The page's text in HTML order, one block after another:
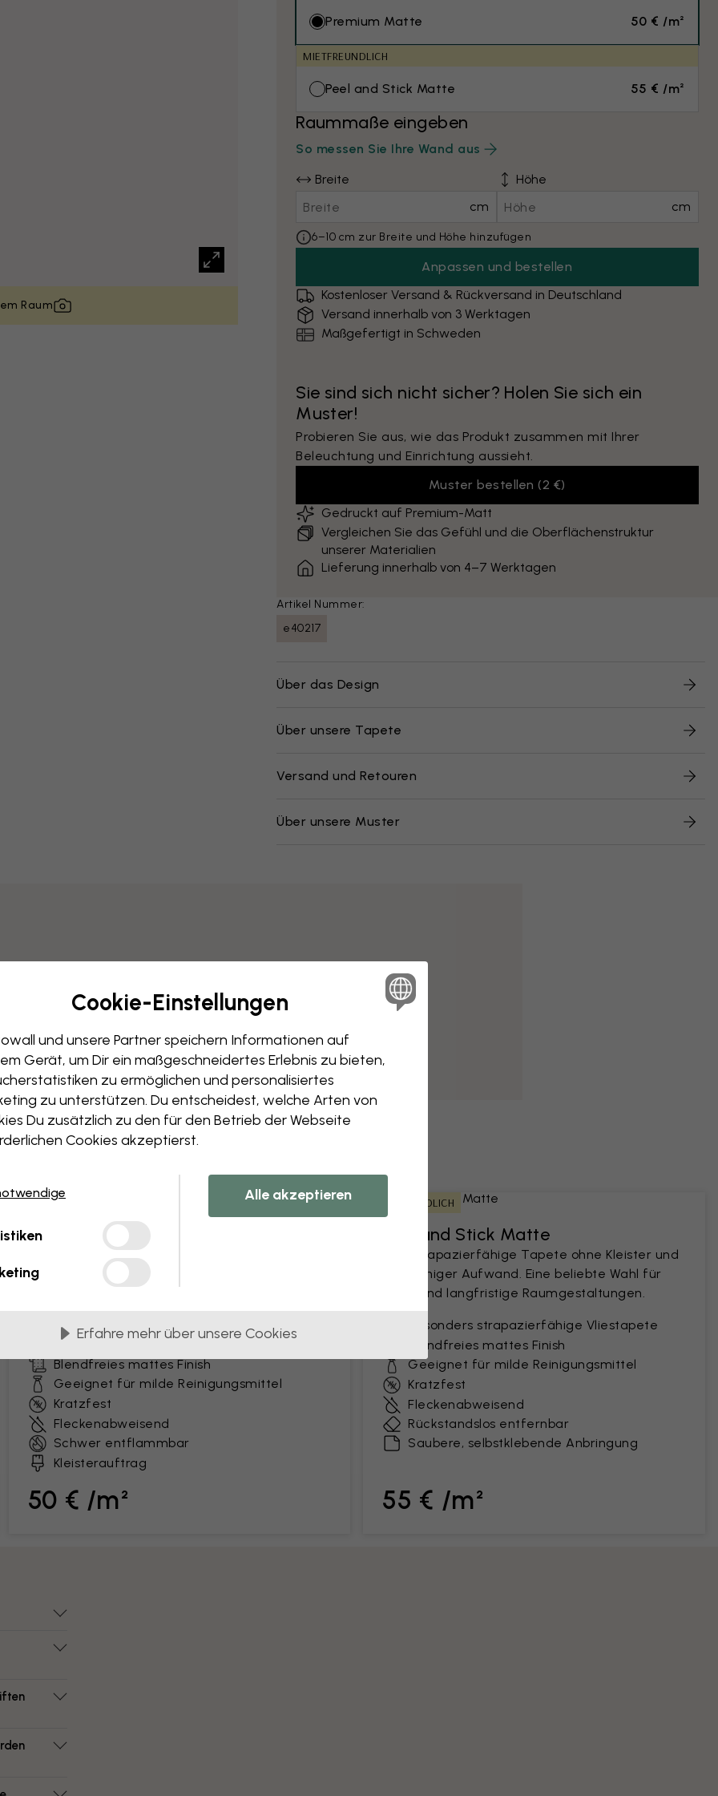
Raum
Premium Matte 50 € /m²
MIETFREUNDLICH
Peel and Stick Matte 55 € /m²
Raummaße eingeben
So messen Sie Ihre Wand aus
Breite
cm
Höhe
cm
6–10 cm zur Breite und Höhe hinzufügen
Anpassen und bestellen
Kostenloser Versand & Rückversand in Deutschland
Versand innerhalb von 3 Werktagen
Maßgefertigt in Schweden
Sie sind sich nicht sicher? Holen Sie sich ein
Muster!
Probieren Sie aus, wie das Produkt zusammen mit Ihrer
Beleuchtung und Einrichtung aussieht.
Muster bestellen (2 €)
Gedruckt auf Premium-Matt
Vergleichen Sie das Gefühl und die Oberflächenstruktur
unserer Materialien
Lieferung innerhalb von 4–7 Werktagen
Artikel Nummer:
e40217
Über das Design
Über unsere Tapete
Versand und Retouren
Über unsere Muster
BELIEBTESTE
Premium Matte
Premium-Tapete mit einer pflegeleichten
Oberfläche, die dem Alltag standhält. Ideal für
Nutzung.
Besonders strapazierfähige Vliestapete
Blendfreies mattes Finish
Geeignet für milde Reinigungsmittel
Kratzfest
Fleckenabweisend
Schwer entflammbar
Kleisterauftrag
50 € /m²
MIETFREUNDLICH
Peel and Stick Matte
Eine strapazierfähige Tapete ohne Kleister und
mit weniger Aufwand. Eine beliebte Wahl für
kurz- und langfristige Raumgestaltungen.
Besonders strapazierfähige Vliestapete
Blendfreies mattes Finish
Geeignet für milde Reinigungsmittel
Kratzfest
Fleckenabweisend
Rückstandslos entfernbar
Saubere, selbstklebende Anbringung
55 € /m²
Cookie-Einstellungen
und unsere Partner speichern Informationen auf
Gerät, um Dir ein maßgeschneidertes Erlebnis zu bieten,
zu ermöglichen und personalisiertes
zu unterstützen. Du entscheidest, welche Arten von
Du zusätzlich zu den für den Betrieb der Webseite
Cookies akzeptierst.
Alle akzeptieren
Erfahre mehr über unsere Cookies